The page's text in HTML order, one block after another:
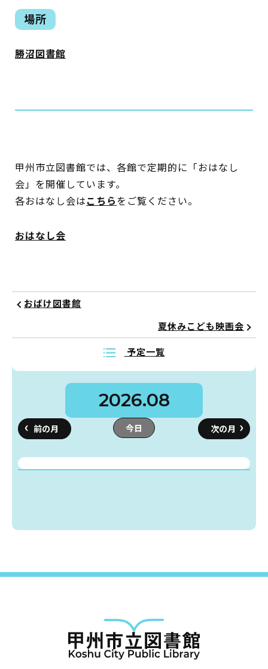
今日
2026.08
場所
勝沼図書館
甲州市立図書館では、各館で定期的に「おはなし
会」を開催しています。
各おはなし会はこちらをご覧ください。
おはなし会
おばけ図書館
夏休みこども映画会
予定一覧
図書館のおしごと